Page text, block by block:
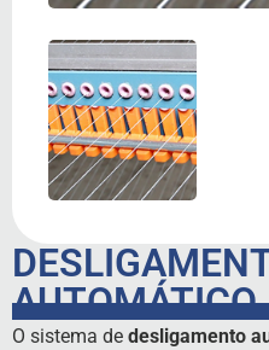
AUTOMÁTICO
O sistema de desligamento